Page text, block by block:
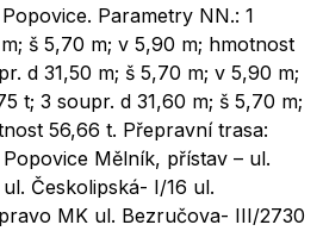
Parametry NN.: 1
š 5,70 m; v 5,90 m; hmotnost
d 31,50 m; š 5,70 m; v 5,90 m;
t; 3 soupr. d 31,60 m; š 5,70 m;
56,66 t. Přepravní trasa:
Mělník, přístav – ul.
Českolipská- I/16 ul.
MK ul. Bezručova- III/2730